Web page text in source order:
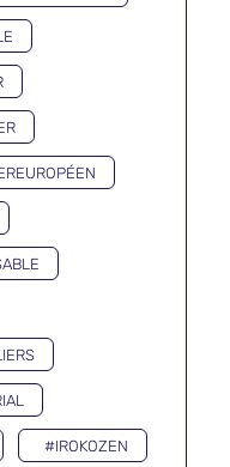
#IROKOZEN